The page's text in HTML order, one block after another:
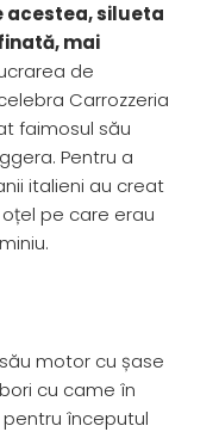
acestea, silueta
mai
de
Carrozzeria
faimosul său
Pentru a
italieni au creat
pe care erau
motor cu șase
cu came în
începutul